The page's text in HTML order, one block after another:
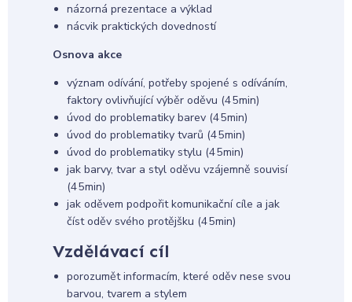
názorná prezentace a výklad
nácvik praktických dovedností
Osnova akce
význam odívání, potřeby spojené s odíváním,
faktory ovlivňující výběr oděvu (45min)
úvod do problematiky barev (45min)
úvod do problematiky tvarů (45min)
úvod do problematiky stylu (45min)
jak barvy, tvar a styl oděvu vzájemně souvisí
(45min)
jak oděvem podpořit komunikační cíle a jak
číst oděv svého protějšku (45min)
Vzdělávací cíl
porozumět informacím, které oděv nese svou
barvou, tvarem a stylem